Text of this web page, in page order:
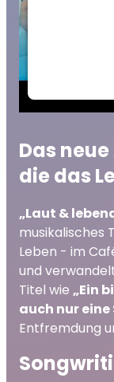
Das
die das
„Laut &
musikalisches
Leben - im
und
Titel wie „Ein
auch nur
Entfremdung